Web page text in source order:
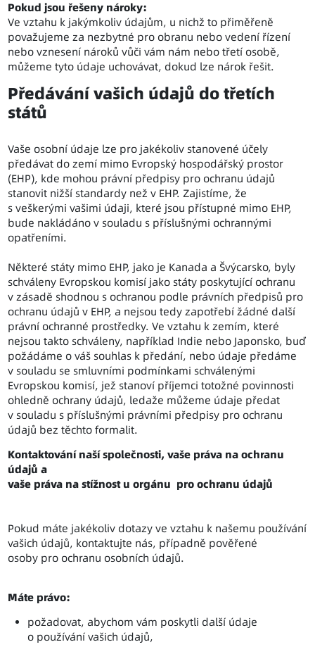
Pokud jsou řešeny nároky:
Ve vztahu k jakýmkoliv údajům, u nichž to přiměřeně
považujeme za nezbytné pro obranu nebo vedení řízení
nebo vznesení nároků vůči vám nám nebo třetí osobě,
můžeme tyto údaje uchovávat, dokud lze nárok řešit.
Předávání vašich údajů do třetích
států
Vaše osobní údaje lze pro jakékoliv stanovené účely
předávat do zemí mimo Evropský hospodářský prostor
(EHP), kde mohou právní předpisy pro ochranu údajů
stanovit nižší standardy než v EHP. Zajistíme, že
s veškerými vašimi údaji, které jsou přístupné mimo EHP,
bude nakládáno v souladu s příslušnými ochrannými
opatřeními.
Některé státy mimo EHP, jako je Kanada a Švýcarsko, byly
schváleny Evropskou komisí jako státy poskytující ochranu
v zásadě shodnou s ochranou podle právních předpisů pro
ochranu údajů v EHP, a nejsou tedy zapotřebí žádné další
právní ochranné prostředky. Ve vztahu k zemím, které
nejsou takto schváleny, například Indie nebo Japonsko, buď
požádáme o váš souhlas k předání, nebo údaje předáme
v souladu se smluvními podmínkami schválenými
Evropskou komisí, jež stanoví příjemci totožné povinnosti
ohledně ochrany údajů, ledaže můžeme údaje předat
v souladu s příslušnými právními předpisy pro ochranu
údajů bez těchto formalit.
Kontaktování naší společnosti, vaše práva na ochranu
údajů a
vaše práva na stížnost u orgánu pro ochranu údajů
Pokud máte jakékoliv dotazy ve vztahu k našemu používání
vašich údajů, kontaktujte nás, případně pověřené
osoby pro ochranu osobních údajů.
Máte právo:
požadovat, abychom vám poskytli další údaje
o používání vašich údajů,